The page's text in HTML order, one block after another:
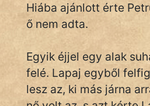
Jób Gedeon
mikkamakka
vörös ördög
Hiába ajánlott érte
ő nem adta.
Egyik éjjel egy alak
felé. Lapaj egyből
lesz az, ki más járna